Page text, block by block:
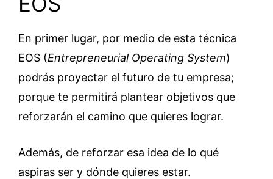
En primer lugar, por medio de esta técnica
EOS (Entrepreneurial Operating System)
podrás proyectar el futuro de tu empresa;
porque te permitirá plantear objetivos que
reforzarán el camino que quieres lograr.
Además, de reforzar esa idea de lo qué
aspiras ser y dónde quieres estar.